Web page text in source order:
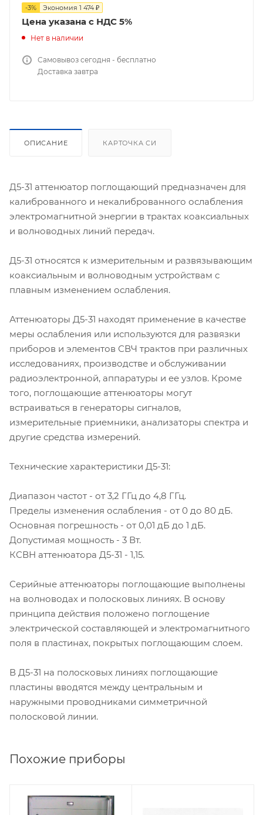
-3% Экономия 1 474 ₽
Цена указана с НДС 5%
Нет в наличии
Самовывоз сегодня - бесплатно
Доставка завтра
ОПИСАНИЕ КАРТОЧКА СИ
Д5-31 аттенюатор поглощающий предназначен для
калиброванного и некалиброванного ослабления
электромагнитной энергии в трактах коаксиальных
и волноводных линий передач.
Д5-31 относятся к измерительным и развязывающим
коаксиальным и волноводным устройствам с
плавным изменением ослабления.
Аттенюаторы Д5-31 находят применение в качестве
меры ослабления или используются для развязки
приборов и элементов СВЧ трактов при различных
исследованиях, производстве и обслуживании
радиоэлектронной, аппаратуры и ее узлов. Кроме
того, поглощающие аттенюаторы могут
встраиваться в генераторы сигналов,
измерительные приемники, анализаторы спектра и
другие средства измерений.
Технические характеристики Д5-31:
Диапазон частот - от 3,2 ГГц до 4,8 ГГц.
Пределы изменения ослабления - от 0 до 80 дБ.
Основная погрешность - от 0,01 дБ до 1 дБ.
Допустимая мощность - 3 Вт.
КСВН аттенюатора Д5-31 - 1,15.
Серийные аттенюаторы поглощающие выполнены
на волноводах и полосковых линиях. В основу
принципа действия положено поглощение
электрической составляющей и электромагнитного
поля в пластинах, покрытых поглощающим слоем.
В Д5-31 на полосковых линиях поглощающие
пластины вводятся между центральным и
наружными проводниками симметричной
полосковой линии.
Похожие приборы